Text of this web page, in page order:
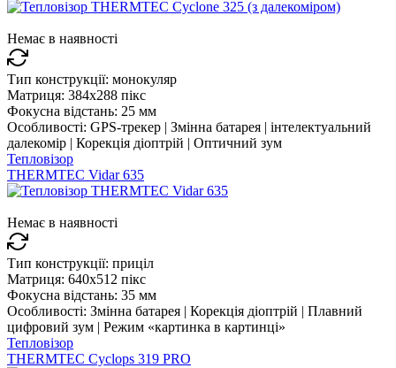
Немає в наявності
Тип конструкції: монокуляр
Матриця: 384x288 пікс
Фокусна відстань: 25 мм
Особливості: GPS-трекер | Змінна батарея | інтелектуальний
далекомір | Корекція діоптрій | Оптичний зум
Тепловізор
THERMTEC Vidar 635
Немає в наявності
Тип конструкції: приціл
Матриця: 640x512 пікс
Фокусна відстань: 35 мм
Особливості: Змінна батарея | Корекція діоптрій | Плавний
цифровий зум | Режим «картинка в картинці»
Тепловізор
THERMTEC Cyclops 319 PRO